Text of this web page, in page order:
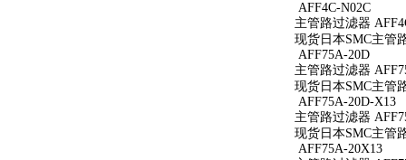
AFF4C-N02C
主管路过滤器
现货日本SMC主管
AFF75A-20D
主管路过滤器
现货日本SMC主管
AFF75A-20D-X13
主管路过滤器
现货日本SMC主管
AFF75A-20X13